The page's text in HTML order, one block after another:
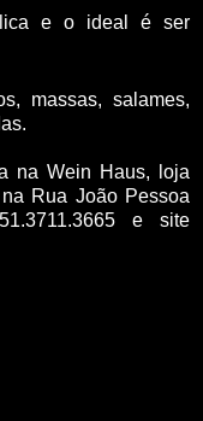
e o ideal é ser
massas, salames,
na Wein Haus, loja
Rua João Pessoa
e site